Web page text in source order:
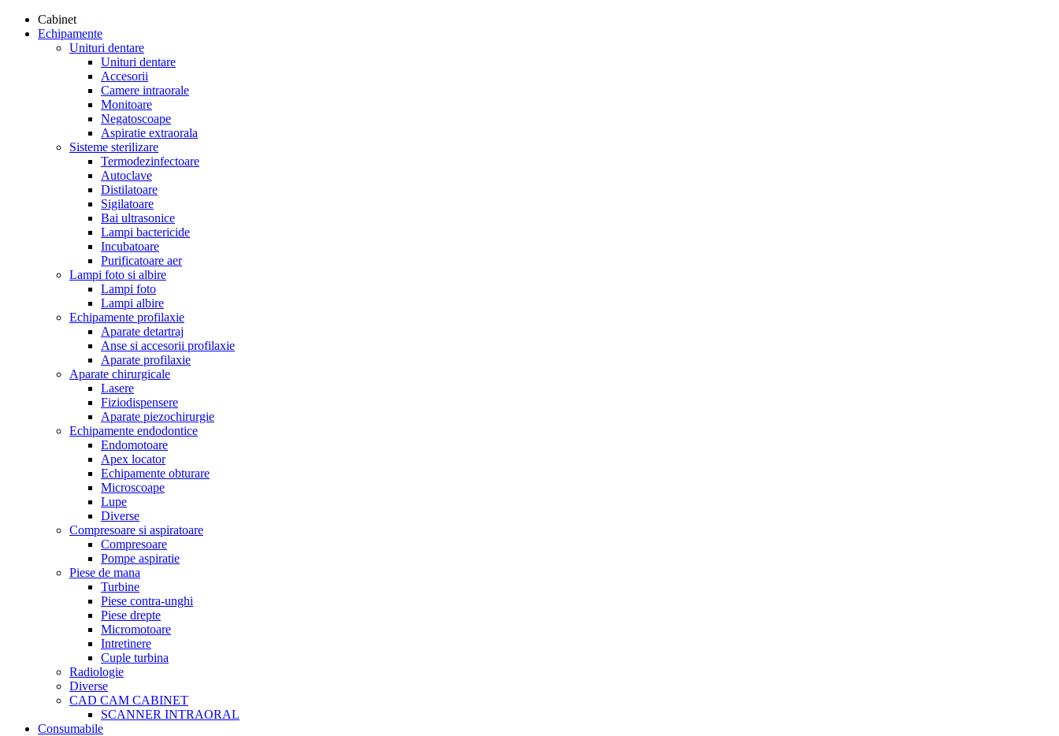
Cabinet
Echipamente
Unituri dentare
Unituri dentare
Accesorii
Camere intraorale
Monitoare
Negatoscoape
Aspiratie extraorala
Sisteme sterilizare
Termodezinfectoare
Autoclave
Distilatoare
Sigilatoare
Bai ultrasonice
Lampi bactericide
Incubatoare
Purificatoare aer
Lampi foto si albire
Lampi foto
Lampi albire
Echipamente profilaxie
Aparate detartraj
Anse si accesorii profilaxie
Aparate profilaxie
Aparate chirurgicale
Lasere
Fiziodispensere
Aparate piezochirurgie
Echipamente endodontice
Endomotoare
Apex locator
Echipamente obturare
Microscoape
Lupe
Diverse
Compresoare si aspiratoare
Compresoare
Pompe aspiratie
Piese de mana
Turbine
Piese contra-unghi
Piese drepte
Micromotoare
Intretinere
Cuple turbina
Radiologie
Diverse
CAD CAM CABINET
SCANNER INTRAORAL
Consumabile